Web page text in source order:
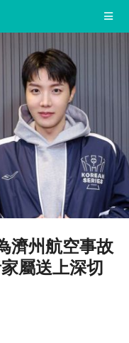
濟州航空事故
屬送上深切